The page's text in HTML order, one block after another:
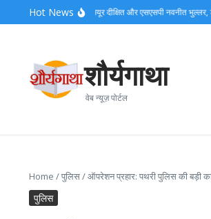
Skip to content
Hot News
बैरागी कैंप पहुंचे डीएम मयूर दीक्षित और एसएसपी नवनीत भुल्लर, डाक
शौर्यगाथा
वेब न्यूज़ पोर्टल
Home /पुलिस/ऑपरेशन प्रहार: पथरी पुलिस की बड़ी
पुलिस